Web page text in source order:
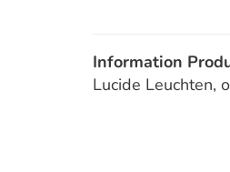
Information
Lucide Leuchten,